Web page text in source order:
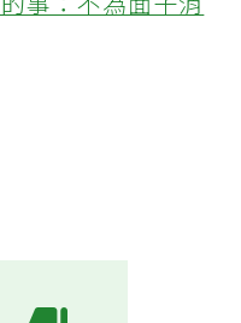
事：不為面子消